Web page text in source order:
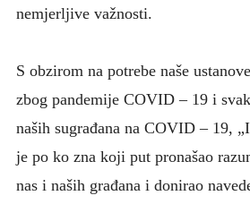
nemjerljive važnosti.
S obzirom na potrebe naše
zbog pandemije COVID – 19 i
naših sugrađana na COVID – 19,
je po ko zna koji put pronašao
nas i naših građana i donirao